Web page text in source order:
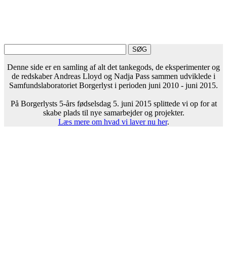
Denne side er en samling af alt det tankegods, de eksperimenter og
de redskaber Andreas Lloyd og Nadja Pass sammen udviklede i
Samfundslaboratoriet Borgerlyst i perioden juni 2010 - juni 2015.
På Borgerlysts 5-års fødselsdag 5. juni 2015 splittede vi op for at
skabe plads til nye samarbejder og projekter.
Læs mere om hvad vi laver nu her.